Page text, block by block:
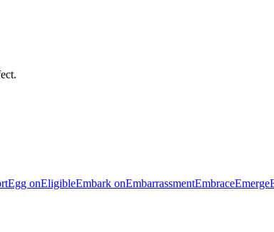
Egg onEligibleEmbark onEmbarrassmentEmbraceEmerge